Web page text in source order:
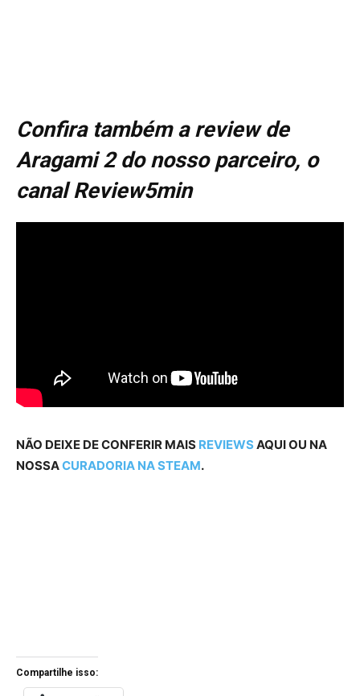
Confira também a review de
Aragami 2 do nosso parceiro, o
canal Review5min
NÃO DEIXE DE CONFERIR MAIS REVIEWS AQUI OU NA
NOSSACURADORIA NA STEAM.
Compartilhe isso: